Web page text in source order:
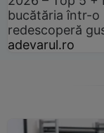
bucătăria într-o
redescoperă
adevarul.ro